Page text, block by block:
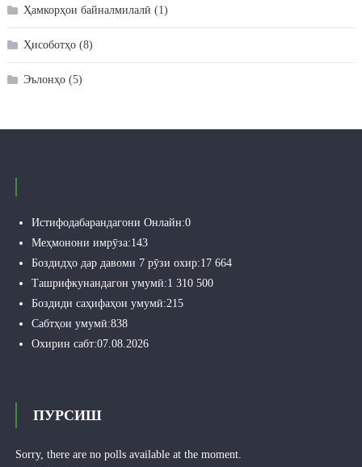
Ҳамкорҳои байналмилалӣ (1)
Ҳисоботҳо(8)
Эълонҳо(5)
Истифодабарандагони Онлайн:0
Меҳмонони имрӯза:143
Боздидҳо дар давоми 7 рӯзи охир:17 664
Ташрифкунандагон умумӣ:1 310 500
Боздиди саҳифаҳои умумӣ:215
Сабтҳои умумӣ:838
Охирин сабт:07.08.2026
ПУРСИШ
Sorry, there are no polls available at the moment.